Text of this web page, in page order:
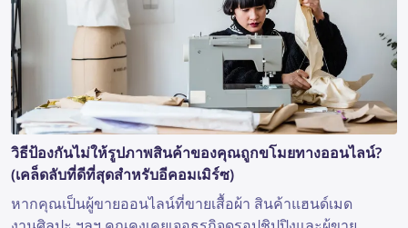
วิธีป้องกันไม่ให้รูปภาพสินค้าของคุณถูกขโมยทางออนไลน์?
(เคล็ดลับที่ดีที่สุดสำหรับอีคอมเมิร์ซ)
หากคุณเป็นผู้ขายออนไลน์ที่ขายเสื้อผ้า สินค้าแฮนด์เมด